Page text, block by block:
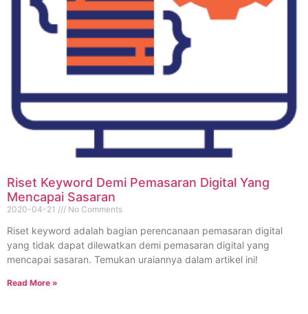
Riset Keyword Demi Pemasaran Digital Yang
Mencapai Sasaran
2020-04-21 No Comments
Riset keyword adalah bagian perencanaan pemasaran digital
yang tidak dapat dilewatkan demi pemasaran digital yang
mencapai sasaran. Temukan uraiannya dalam artikel ini!
Read More »